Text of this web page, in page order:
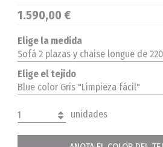
1.590,00 €
Elige la medida
Elige el tejido
Blue color Gris "Limpieza fácil"
1 unidades